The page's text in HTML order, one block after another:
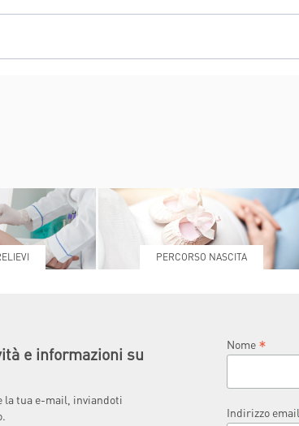
PERCORSO NASCITA
e informazioni su
la tua e-mail, inviandoti
Nome *
Indirizzo email